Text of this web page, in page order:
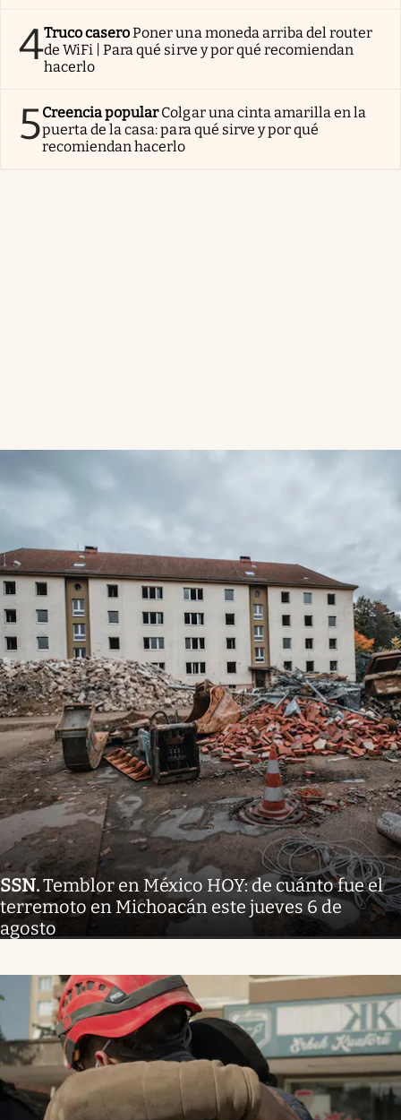
4Truco caseroPoner una moneda arriba del router
de WiFi | Para qué sirve y por qué recomiendan
hacerlo
5Creencia popularColgar una cinta amarilla en la
puerta de la casa: para qué sirve y por qué
recomiendan hacerlo
SSN.Temblor en México HOY: de cuánto fue el
terremoto en Michoacán este jueves 6 de
agosto